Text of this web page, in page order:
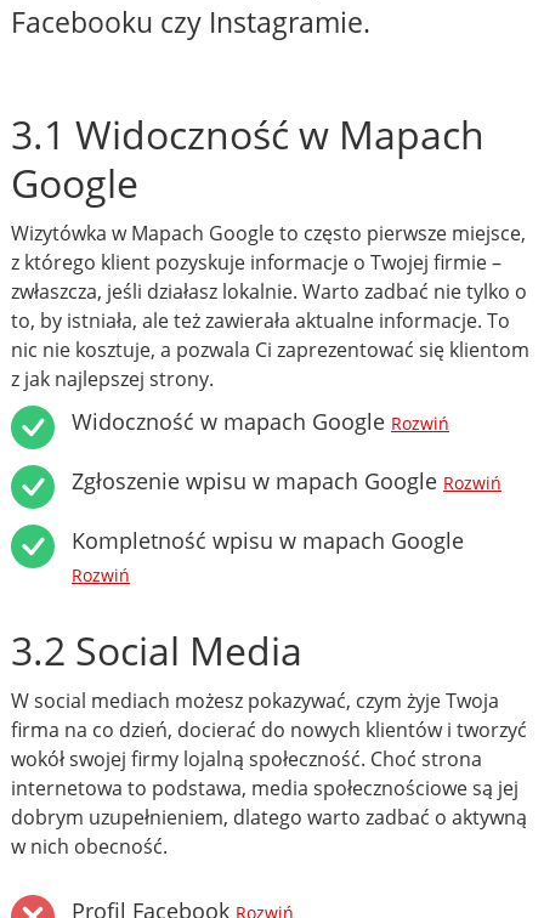
Facebooku czy Instagramie.
3.1 Widoczność w Mapach
Google
Wizytówka w Mapach Google to często pierwsze miejsce,
z którego klient pozyskuje informacje o Twojej firmie –
zwłaszcza, jeśli działasz lokalnie. Warto zadbać nie tylko o
to, by istniała, ale też zawierała aktualne informacje. To
nic nie kosztuje, a pozwala Ci zaprezentować się klientom
z jak najlepszej strony.
Widoczność w mapach Google Rozwiń
Zgłoszenie wpisu w mapach Google Rozwiń
Kompletność wpisu w mapach Google
Rozwiń
3.2 Social Media
W social mediach możesz pokazywać, czym żyje Twoja
firma na co dzień, docierać do nowych klientów i tworzyć
wokół swojej firmy lojalną społeczność. Choć strona
internetowa to podstawa, media społecznościowe są jej
dobrym uzupełnieniem, dlatego warto zadbać o aktywną
w nich obecność.
Profil Facebook